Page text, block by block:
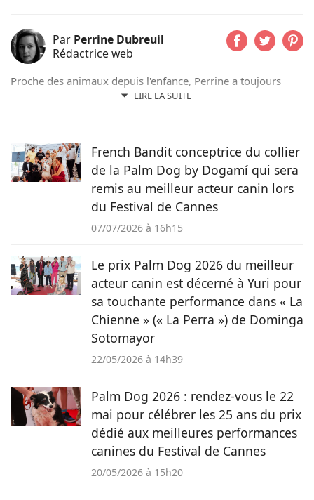
Par Perrine Dubreuil
Rédactrice web
LIRE LA SUITE
Proche des animaux depuis l'enfance, Perrine a toujours
évolué aux côtés de chats, de chiens ou encore d'oiseaux.
à raconter les histoires de nos amis à quatre pattes pour le
magazine Pets Dating.French Bandit conceptrice du collier
de la Palm Dog by Dogamí qui sera
remis au meilleur acteur canin lors
du Festival de Cannes
07/07/2026 à 16h15
Le prix Palm Dog 2026 du meilleur
acteur canin est décerné à Yuri pour
sa touchante performance dans « La
Chienne » (« La Perra ») de Dominga
Sotomayor
22/05/2026 à 14h39
Palm Dog 2026 : rendez-vous le 22
mai pour célébrer les 25 ans du prix
dédié aux meilleures performances
canines du Festival de Cannes
20/05/2026 à 15h20